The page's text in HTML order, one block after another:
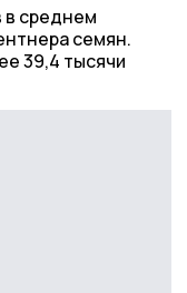
в среднем
семян.
39,4 тысячи